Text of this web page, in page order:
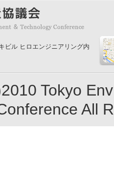
ビル ヒロエンジニアリング内
Tokyo
All